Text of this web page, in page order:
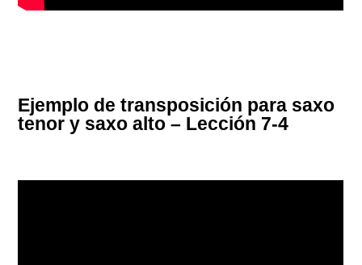
Ejemplo de transposición para saxo
tenor y saxo alto – Lección 7-4